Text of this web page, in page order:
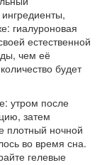
гиалуроновая
естественной
чем её
будет
утром после
затем
плотный ночной
во время сна.
гелевые